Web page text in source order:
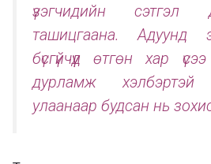
үзэгчидийн сэтгэл
ташицгаана. Адуунд
бүсгүйчүүд өтгөн хар
дурламж
улаанаар будсан нь